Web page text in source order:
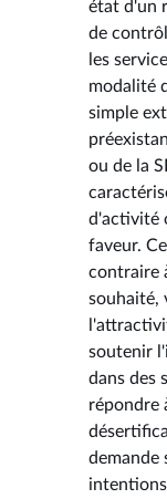
état d'un
de
les
modalité
simple
ou de la
d'activité
faveur.
contraire
souhaité,
soutenir
dans des
répondre
demande